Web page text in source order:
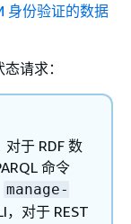
身份验证的数据
请求：
于 RDF 数
命令
manage-
，对于 REST